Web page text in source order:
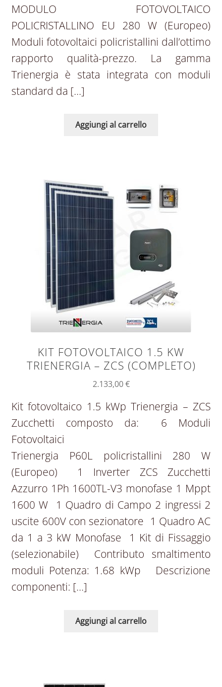
MODULO FOTOVOLTAICO
POLICRISTALLINO EU 280 W (Europeo)
Moduli fotovoltaici policristallini dall’ottimo
rapporto qualità-prezzo. La gamma
Trienergia è stata integrata con moduli
standard da […]
Aggiungi al carrello
KIT FOTOVOLTAICO 1.5 KW
TRIENERGIA – ZCS (COMPLETO)
2.133,00€
Kit fotovoltaico 1.5 kWp Trienergia – ZCS
Zucchetti composto da: 6 Moduli
Fotovoltaici
Trienergia P60L policristallini 280 W
(Europeo) 1 Inverter ZCS Zucchetti
Azzurro 1Ph 1600TL-V3 monofase 1 Mppt
1600 W 1 Quadro di Campo 2 ingressi 2
uscite 600V con sezionatore 1 Quadro AC
da 1 a 3 kW Monofase 1 Kit di Fissaggio
(selezionabile) Contributo smaltimento
moduli Potenza: 1.68 kWp Descrizione
componenti: […]
Aggiungi al carrello